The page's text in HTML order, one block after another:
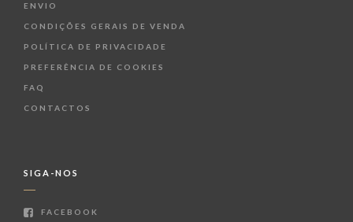
ENVIO
CONDIÇÕES GERAIS DE VENDA
POLÍTICA DE PRIVACIDADE
PREFERÊNCIA DE COOKIES
FAQ
CONTACTOS
SIGA-NOS
FACEBOOK